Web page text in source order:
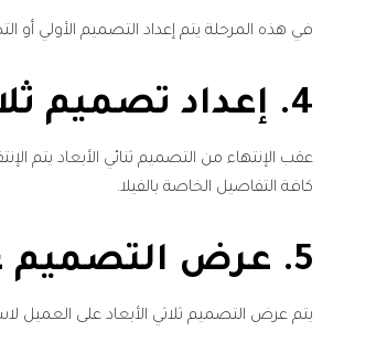
في هذه المرحلة يتم إعداد التصميم الأولي أو
4. إعداد تصميم ثلاثي الأبعاد 3D
كافة التفاصيل الخاصة بالفيلا.
5. عرض التصميم على العميل
يتم عرض التصميم ثلاثي الأبعاد على العميل